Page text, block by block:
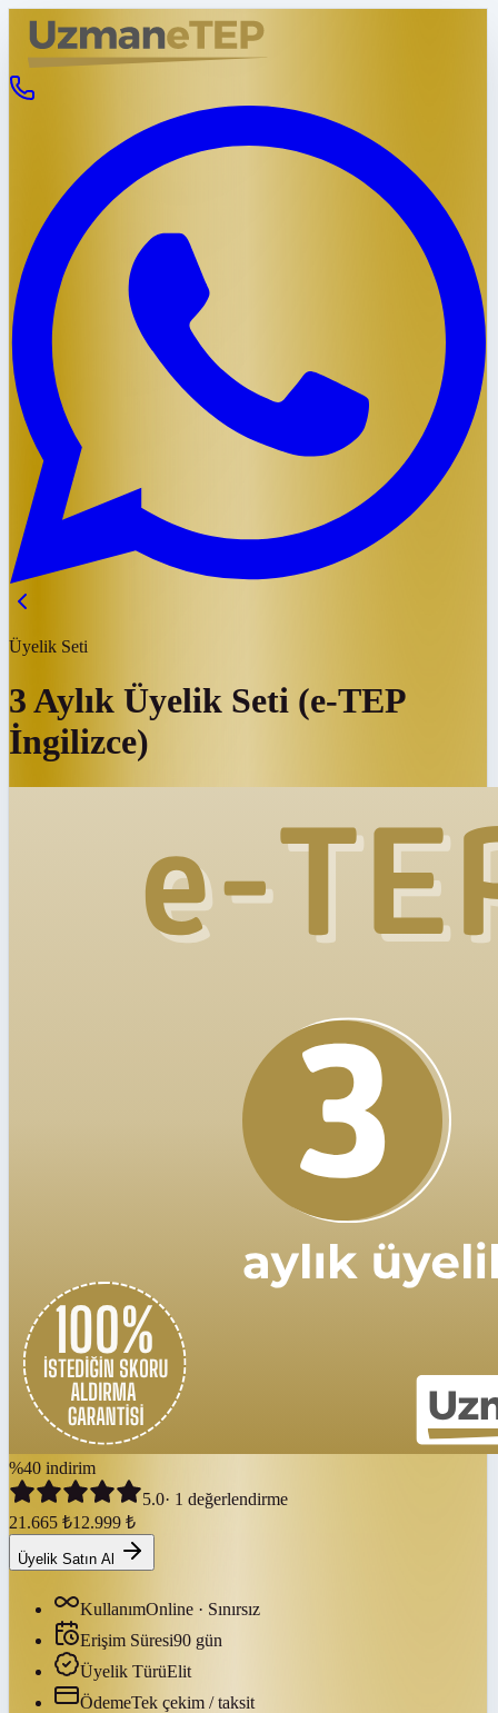
Üyelik Seti
3 Aylık Üyelik Seti (e-TEP
İngilizce)
%40 indirim
5.0· 1 değerlendirme
21.665 ₺12.999 ₺
Üyelik Satın Al
KullanımOnline · Sınırsız
Erişim Süresi90 gün
Üyelik TürüElit
ÖdemeTek çekim / taksit